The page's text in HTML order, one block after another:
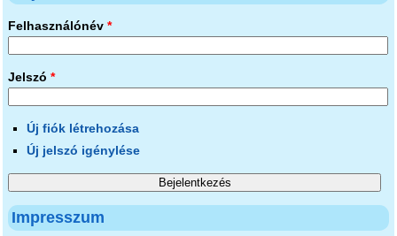
Felhasználónév *
Jelszó *
Új fiók létrehozása
Új jelszó igénylése
Impresszum